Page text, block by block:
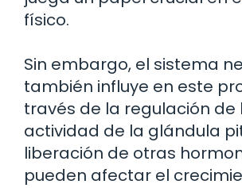
físico.
Sin embargo, el sistema
también influye en este
través de la regulación de
actividad de la glándula
liberación de otras
pueden afectar el